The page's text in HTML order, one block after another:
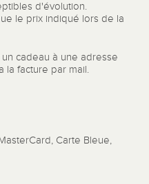
d'évolution.
le prix indiqué lors de la
cadeau à une adresse
la facture par mail.
Carte Bleue,